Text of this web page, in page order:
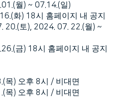
월) ~ 07.14.(일)
화) 18시 홈페이지 내 공지
20.( 토), 2024. 07. 22.(월) ~
금) 18시 홈페이지 내 공지
목) 오후 8시 / 비대면
목) 오후 8시 / 비대면